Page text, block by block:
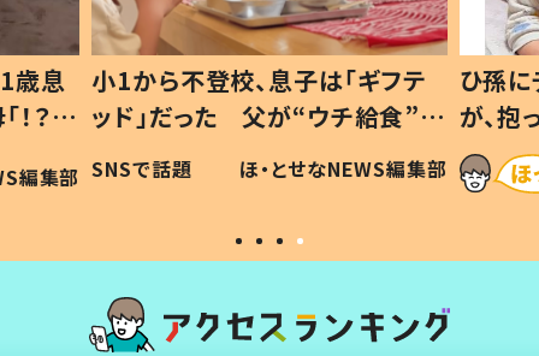
歳息
？」
編集部
小1から不登校、息子は「ギフテ
ッド」だった 父が“ウチ給食”を
作り続ける理由とは #令和の親
#令和の子
SNSで話題 ほ・とせなNEWS編集部
ひ孫
が、
「涙が
い」